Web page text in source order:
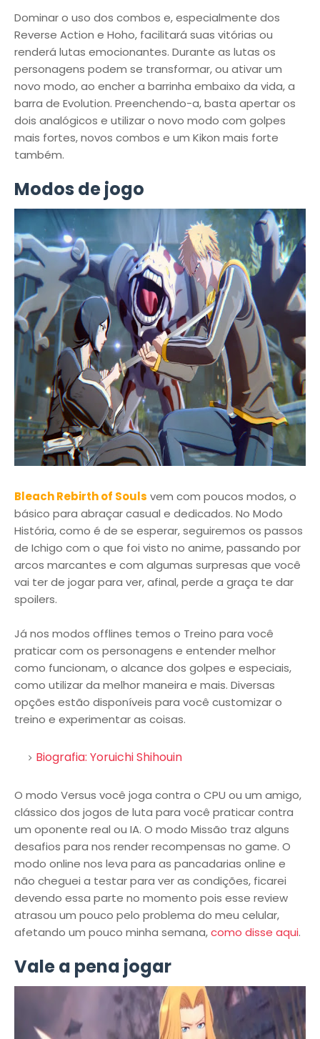
Dominar o uso dos combos e, especialmente dos
Reverse Action e Hoho, facilitará suas vitórias ou
renderá lutas emocionantes. Durante as lutas os
personagens podem se transformar, ou ativar um
novo modo, ao encher a barrinha embaixo da vida, a
barra de Evolution. Preenchendo-a, basta apertar os
dois analógicos e utilizar o novo modo com golpes
mais fortes, novos combos e um Kikon mais forte
também.
Modos de jogo
Bleach Rebirth of Souls vem com poucos modos, o
básico para abraçar casual e dedicados. No Modo
História, como é de se esperar, seguiremos os passos
de Ichigo com o que foi visto no anime, passando por
arcos marcantes e com algumas surpresas que você
vai ter de jogar para ver, afinal, perde a graça te dar
spoilers.
Já nos modos offlines temos o Treino para você
praticar com os personagens e entender melhor
como funcionam, o alcance dos golpes e especiais,
como utilizar da melhor maneira e mais. Diversas
opções estão disponíveis para você customizar o
treino e experimentar as coisas.
Biografia: Yoruichi Shihouin
O modo Versus você joga contra o CPU ou um amigo,
clássico dos jogos de luta para você praticar contra
um oponente real ou IA. O modo Missão traz alguns
desafios para nos render recompensas no game. O
modo online nos leva para as pancadarias online e
não cheguei a testar para ver as condições, ficarei
devendo essa parte no momento pois esse review
atrasou um pouco pelo problema do meu celular,
afetando um pouco minha semana,como disse aqui.
Vale a pena jogar